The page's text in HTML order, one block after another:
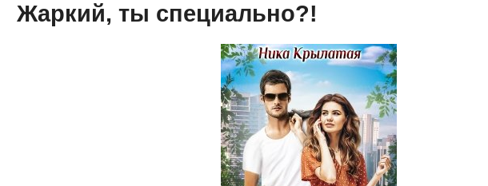
Жаркий, ты специально?!